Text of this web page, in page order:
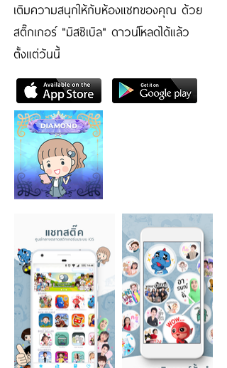
เติมความสนุกให้กับห้องแชทของคุณ ด้วย
สติ๊กเกอร์ "มิสซิเบิล" ดาวน์โหลดได้แล้ว
ตั้งแต่วันนี้